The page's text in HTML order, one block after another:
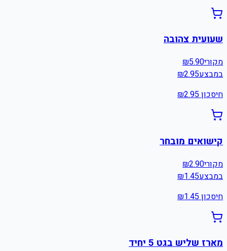
שעועית צהובה
מקורי ₪5.90
במבצע
₪2.95
חיסכון ₪2.95
קישואים מובחר
מקורי ₪2.90
במבצע
₪1.45
חיסכון ₪1.45
מארז שליש בגט 5 יחיד